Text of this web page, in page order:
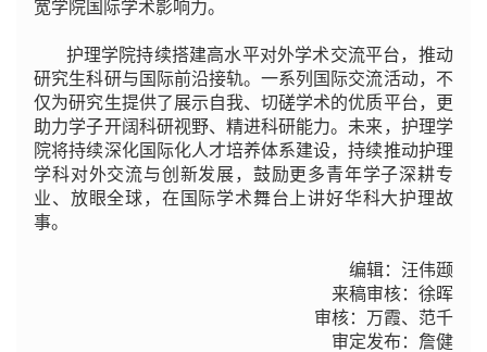
宽学院国际学术影响力。
护理学院持续搭建高水平对外学术交流平台，推动
研究生科研与国际前沿接轨。一系列国际交流活动，不
仅为研究生提供了展示自我、切磋学术的优质平台，更
助力学子开阔科研视野、精进科研能力。未来，护理学
院将持续深化国际化人才培养体系建设，持续推动护理
学科对外交流与创新发展，鼓励更多青年学子深耕专
业、放眼全球，在国际学术舞台上讲好华科大护理故
事。
编辑：汪伟颋
来稿审核：徐晖
审核：万霞、范千
审定发布：詹健